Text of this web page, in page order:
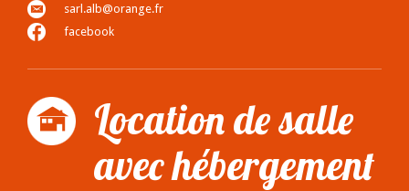
sarl.alb@orange.fr
facebook
Location de salle
avec hébergement